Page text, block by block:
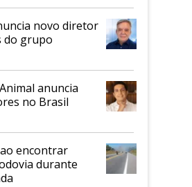
novo diretor
do grupo
anuncia
no Brasil
encontrar
durante